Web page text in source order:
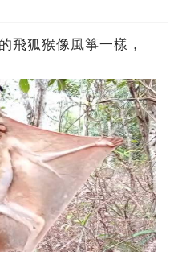
飛狐猴像風箏一樣，